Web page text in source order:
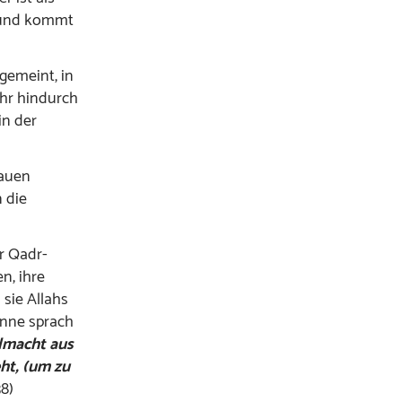
kommt
in
hindurch
der
die
Qadr-
ihre
Allahs
sprach
aus
(um zu